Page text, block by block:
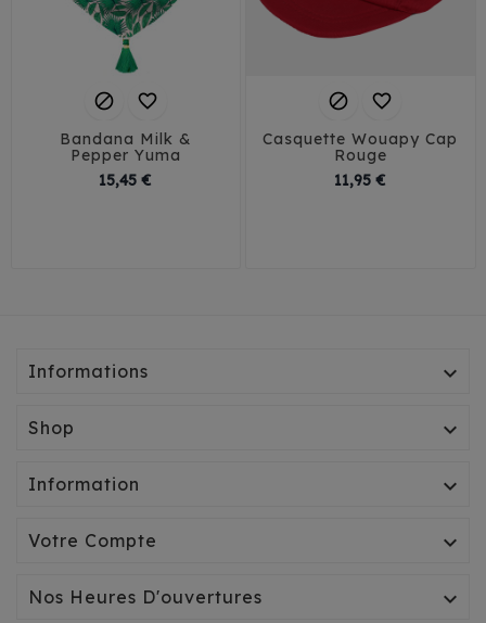
 
Bandana Milk &
Pepper Yuma
15,45 €
 
Casquette Wouapy Cap
Rouge
11,95 €
Informations 
Shop 
Information 
Votre Compte 
Nos Heures D'ouvertures 